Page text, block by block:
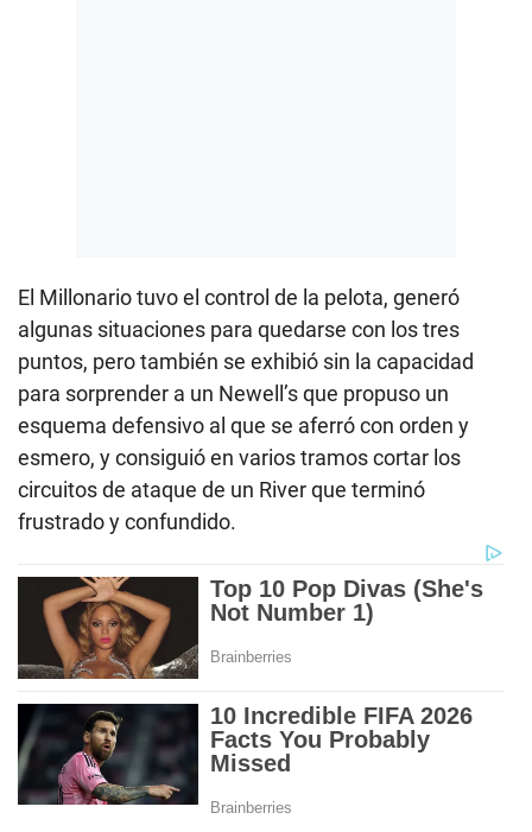
El Millonario tuvo el control de la pelota, generó
algunas situaciones para quedarse con los tres
puntos, pero también se exhibió sin la capacidad
para sorprender a un Newell’s que propuso un
esquema defensivo al que se aferró con orden y
esmero, y consiguió en varios tramos cortar los
circuitos de ataque de un River que terminó
frustrado y confundido.